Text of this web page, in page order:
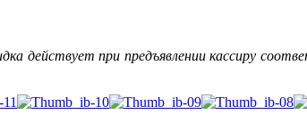
действует при предъявлении кассиру